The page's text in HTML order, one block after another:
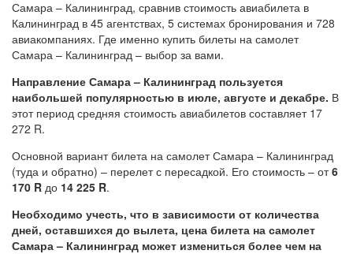
Самара – Калининград, сравнив стоимость авиабилета в
Калининград в 45 агентствах, 5 системах бронирования и 728
авиакомпаниях. Где именно купить билеты на самолет
Самара – Калининград – выбор за вами.
Направление Самара – Калининград пользуется
наибольшей популярностью в июле, августе и декабре. В
этот период средняя стоимость авиабилетов составляет 17
272 R.
Основной вариант билета на самолет Самара – Калининград
(туда и обратно) – перелет с пересадкой. Его стоимость – от6
170 R до 14 225 R.
Необходимо учесть, что в зависимости от количества
дней, оставшихся до вылета, цена билета на самолет
Самара – Калининград может измениться более чем на